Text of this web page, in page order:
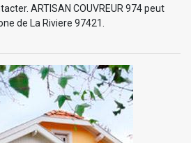
ARTISAN COUVREUR 974 peut
de La Riviere 97421.